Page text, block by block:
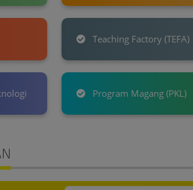
Teaching Factory (TEFA)
Program Magang (PKL)